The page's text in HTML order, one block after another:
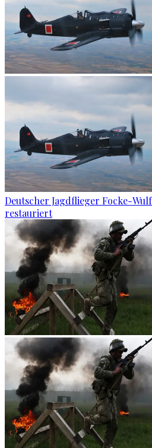
Deutscher Jagdflieger Focke-
restauriert